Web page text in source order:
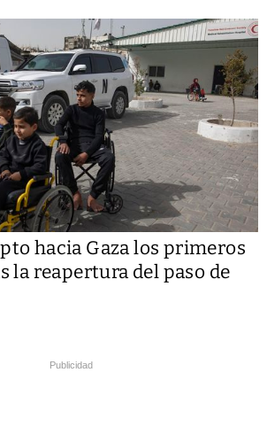
hacia Gaza los primeros
la reapertura del paso de
Publicidad